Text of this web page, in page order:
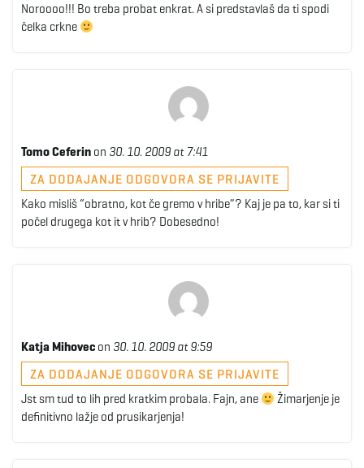
Noroooo!!! Bo treba probat enkrat. A si predstavlaš da ti spodi
čelka crkne
Tomo Ceferin on 30. 10. 2009 at 7:41
ZA DODAJANJE ODGOVORA SE PRIJAVITE
Kako misliš “obratno, kot če gremo v hribe”? Kaj je pa to, kar si ti
počel drugega kot it v hrib? Dobesedno!
Katja Mihovec on 30. 10. 2009 at 9:59
ZA DODAJANJE ODGOVORA SE PRIJAVITE
Jst sm tud to lih pred kratkim probala. Fajn, ane
Žimarjenje je
definitivno lažje od prusikarjenja!